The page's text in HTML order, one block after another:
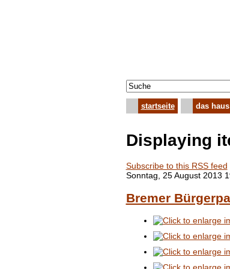
startseite das haus
Displaying
Subscribe to this RSS feed
Sonntag, 25 August 2013
Bremer